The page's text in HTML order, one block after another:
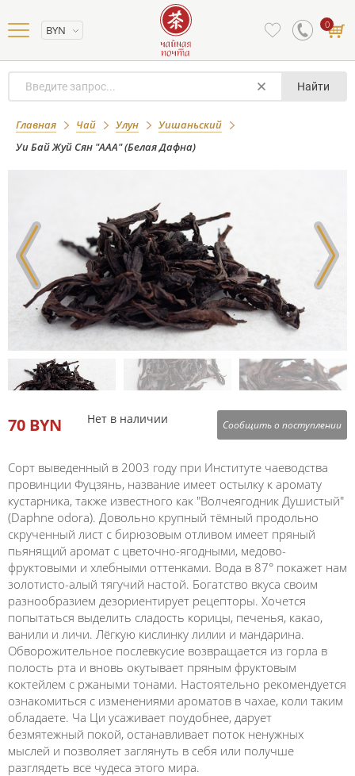
BYN 0
Найти
Главная Чай Улун
Уишаньский
Уи Бай Жуй Сян "ААА" (Белая Дафна)
Уи Бай Жуй Сян "ААА" (Белая Дафна)
70 BYN Нет в наличии Сообщить о поступлении
Сорт выведенный в 2003 году при Институте чаеводства
провинции Фуцзянь, название имеет остылку к аромату
кустарника, также известного как "Волчеягодник Душистый"
(Daphne odora). Довольно крупный тёмный продольно
скрученный лист с бирюзовым отливом имеет пряный
пьянящий аромат с цветочно-ягодными, медово-
фруктовыми и хлебными оттенками. Вода в 87° покажет нам
золотисто-алый тягучий настой. Богатство вкуса своим
разнообразием дезориентирует рецепторы. Хочется
попытаться выделить сладость корицы, печенья, какао,
ванили и личи. Лёгкую кислинку лилии и мандарина.
Обворожительное послевкусие возвращается из горла в
полость рта и вновь окутывает пряным фруктовым
коктейлем с ржаными тонами. Настоятельно рекомендуется
ознакомиться с изменениями ароматов в чахае, коли таким
обладаете. Ча Ци усаживает поудобнее, дарует
безмятежный покой, останавливает поток ненужных
мыслей и позволяет заглянуть в себя или получше
разглядеть все чудеса этого мира.